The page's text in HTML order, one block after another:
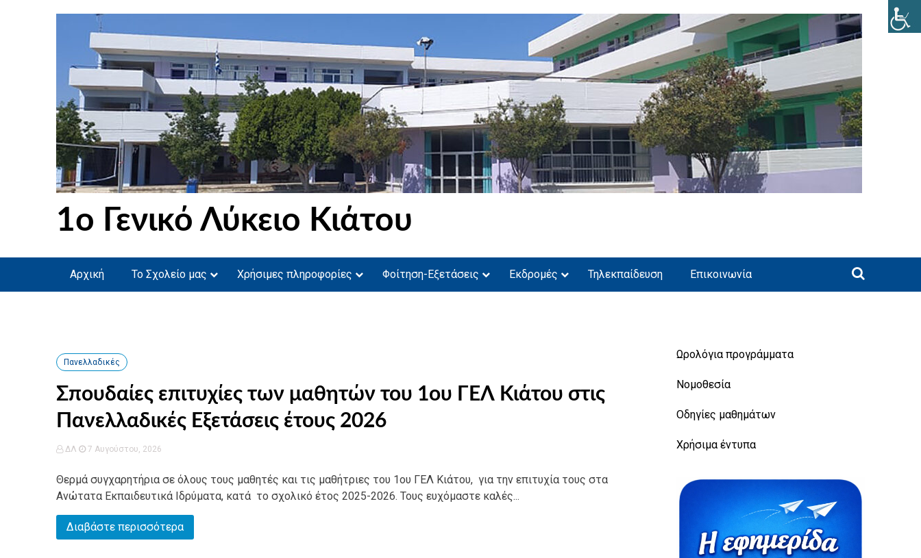
1ο Γενικό Λύκειο Κιάτου
Αρχική Το Σχολείο μας Χρήσιμες πληροφορίες Φοίτηση-Εξετάσεις Εκδρομές Τηλεκπαίδευση Επικοινωνία
Πανελλαδικές
Σπουδαίες επιτυχίες των μαθητών του 1ου ΓΕΛ Κιάτου στις
Πανελλαδικές Εξετάσεις έτους 2026
ΔΛ 7 Αυγούστου, 2026
Θερμά συγχαρητήρια σε όλους τους μαθητές και τις μαθήτριες του 1ου ΓΕΛ Κιάτου, για την επιτυχία τους στα
Ανώτατα Εκπαιδευτικά Ιδρύματα, κατά το σχολικό έτος 2025-2026. Τους ευχόμαστε καλές...
Διαβάστε περισσότερα
Ωρολόγια προγράμματα
Νομοθεσία
Οδηγίες μαθημάτων
Χρήσιμα έντυπα